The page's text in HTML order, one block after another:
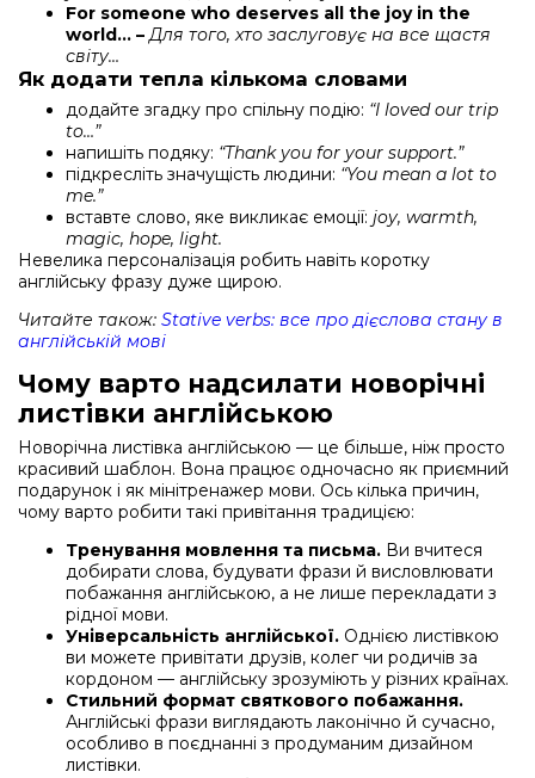
For someone who deserves all the joy in the
world… –Для того, хто заслуговує на все щастя
світу…
Як додати тепла кількома словами
додайте згадку про спільну подію: “I loved our trip
to…”
напишіть подяку: “Thank you for your support.”
підкресліть значущість людини: “You mean a lot to
me.”
вставте слово, яке викликає емоції: joy, warmth,
magic, hope, light.
Невелика персоналізація робить навіть коротку
англійську фразу дуже щирою.
Читайте також: Stative verbs: все про дієслова стану в
англійській мові
Чому варто надсилати новорічні
листівки англійською
Новорічна листівка англійською — це більше, ніж просто
красивий шаблон. Вона працює одночасно як приємний
подарунок і як мінітренажер мови. Ось кілька причин,
чому варто робити такі привітання традицією:
Тренування мовлення та письма. Ви вчитеся
добирати слова, будувати фрази й висловлювати
побажання англійською, а не лише перекладати з
рідної мови.
Універсальність англійської. Однією листівкою
ви можете привітати друзів, колег чи родичів за
кордоном — англійську зрозуміють у різних країнах.
Стильний формат святкового побажання.
Англійські фрази виглядають лаконічно й сучасно,
особливо в поєднанні з продуманим дизайном
листівки.